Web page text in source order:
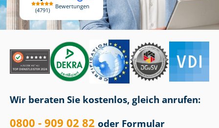
4791
Bewertungen
Wir beraten Sie kostenlos, gleich anrufen:
0800 - 909 02 82 oder Formular